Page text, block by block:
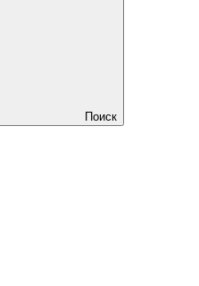
Поиск